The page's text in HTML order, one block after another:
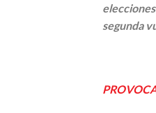
segunda